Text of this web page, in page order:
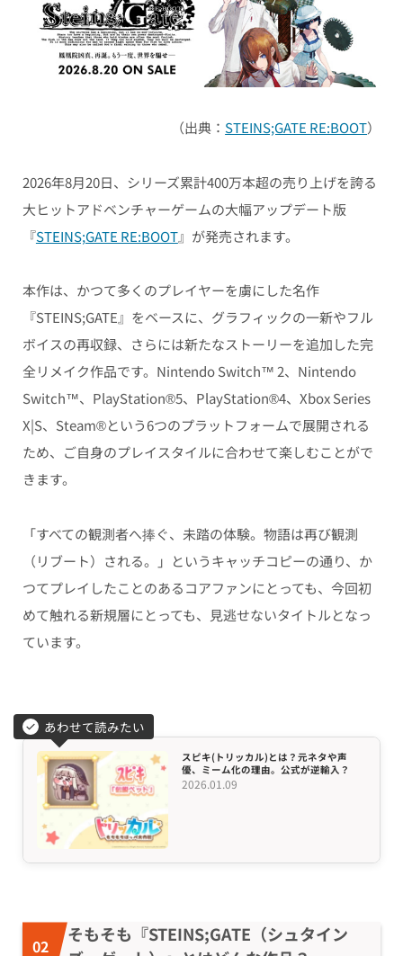
（出典： STEINS;GATE RE:BOOT）
2026年8月20日、シリーズ累計400万本超の売り上げを誇る
大ヒットアドベンチャーゲームの大幅アップデート版
『STEINS;GATE RE:BOOT』が発売されます。
本作は、かつて多くのプレイヤーを虜にした名作
『STEINS;GATE』をベースに、グラフィックの一新やフル
ボイスの再収録、さらには新たなストーリーを追加した完
全リメイク作品です。Nintendo Switch™ 2、Nintendo
Switch™、PlayStation®5、PlayStation®4、Xbox Series
X|S、Steam®という6つのプラットフォームで展開される
ため、ご自身のプレイスタイルに合わせて楽しむことがで
きます。
「すべての観測者へ捧ぐ、未踏の体験。物語は再び観測
（リブート）される。」というキャッチコピーの通り、か
つてプレイしたことのあるコアファンにとっても、今回初
めて触れる新規層にとっても、見逃せないタイトルとなっ
ています。
あわせて読みたい
スピキ(トリッカル)とは？元ネタや声
優、ミーム化の理由。公式が逆輸入？
2026.01.09
そもそも『STEINS;GATE（シュタイン